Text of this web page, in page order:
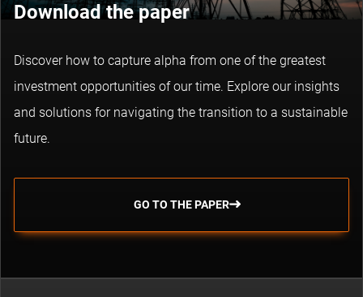
Download the paper
Discover how to capture alpha from one of the greatest
investment opportunities of our time. Explore our insights
and solutions for navigating the transition to a sustainable
future.
GO TO THE PAPER